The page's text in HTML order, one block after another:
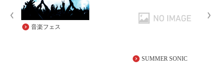
音楽フェス
SUMMER SONIC